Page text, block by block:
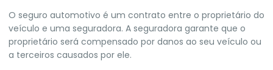
O seguro automotivo é um contrato entre o proprietário do
veículo e uma seguradora. A seguradora garante que o
proprietário será compensado por danos ao seu veículo ou
a terceiros causados por ele.